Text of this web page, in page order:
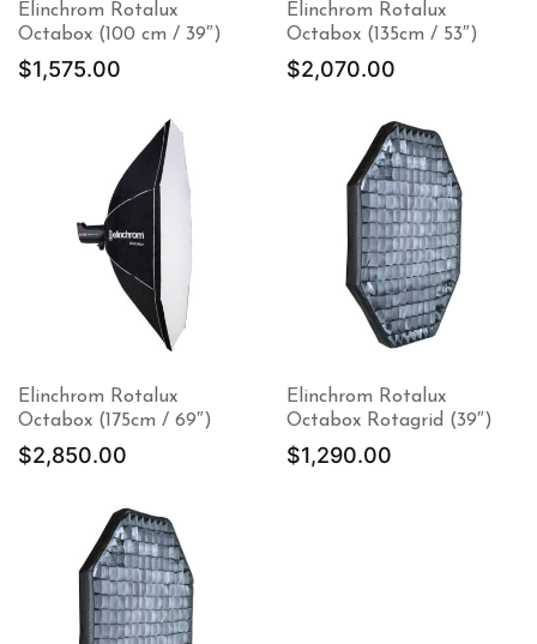
Elinchrom Rotalux
Octabox (100 cm / 39″)
$1,575.00
Elinchrom Rotalux
Octabox (135cm / 53″)
$2,070.00
Elinchrom Rotalux
Octabox (175cm / 69″)
$2,850.00
Elinchrom Rotalux
Octabox Rotagrid (39″)
$1,290.00